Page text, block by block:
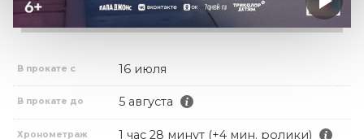
В прокате с 16 июля
В прокате до 5 августа
Хронометраж 1 час 28 минут (+4 мин. ролики)